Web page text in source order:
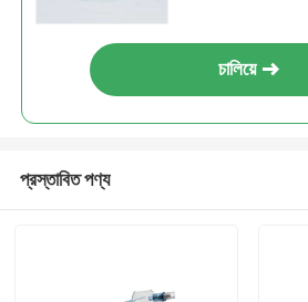
চালিয়ে
প্রস্তাবিত পণ্য